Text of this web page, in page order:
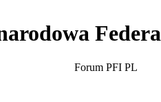
Forum PFI PL